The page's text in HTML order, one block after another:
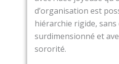
d’organisation est
hiérarchie rigide, sans
surdimensionné et
sororité.